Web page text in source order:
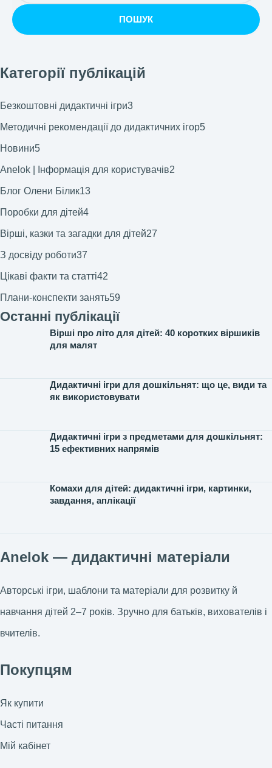
ПОШУК
Категорії публікацій
Безкоштовні дидактичні ігри3
Методичні рекомендації до дидактичних ігор5
Новини5
Anelok | Інформація для користувачів2
Блог Олени Білик13
Поробки для дітей4
Вірші, казки та загадки для дітей27
З досвіду роботи37
Цікаві факти та статті42
Плани-конспекти занять59
Останні публікації
Вірші про літо для дітей: 40 коротких віршиків
для малят
Дидактичні ігри для дошкільнят: що це, види та
як використовувати
Дидактичні ігри з предметами для дошкільнят:
15 ефективних напрямів
Комахи для дітей: дидактичні ігри, картинки,
завдання, аплікації
Anelok — дидактичні матеріали
Авторські ігри, шаблони та матеріали для розвитку й
навчання дітей 2–7 років. Зручно для батьків, вихователів і
вчителів.
Покупцям
Як купити
Часті питання
Мій кабінет